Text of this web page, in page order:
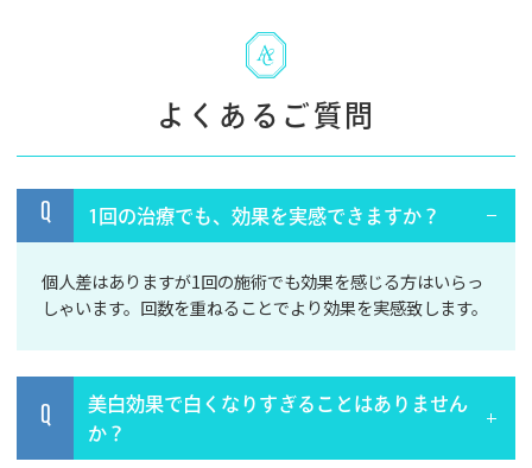
よくあるご質問
Q 1回の治療でも、効果を実感できますか？
個人差はありますが1回の施術でも効果を感じる方はいらっ
しゃいます。回数を重ねることでより効果を実感致します。
Q
美白効果で白くなりすぎることはありません
か？